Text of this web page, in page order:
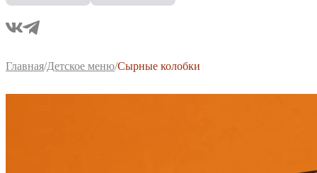
Главная/Детское меню/Сырные колобки